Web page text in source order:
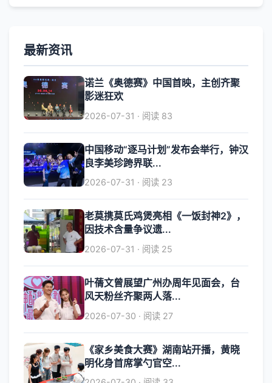
最新资讯
诺兰《奥德赛》中国首映，主创齐聚
影迷狂欢
2026-07-31 · 阅读 83
中国移动“逐马计划”发布会举行，钟汉
良李美珍跨界联...
2026-07-31 · 阅读 23
老莫携莫氏鸡煲亮相《一饭封神2》，
因技术含量争议遗...
2026-07-31 · 阅读 25
叶蒨文曾展望广州办周年见面会，台
风天粉丝齐聚两人落...
2026-07-30 · 阅读 27
《家乡美食大赛》湖南站开播，黄晓
明化身首席掌勺官空...